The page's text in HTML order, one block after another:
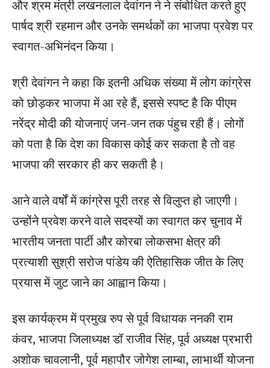
और श्रम मंत्री लखनलाल देवांगन ने ने संबोधित करते हुए
पार्षद श्री रहमान और उनके समर्थकों का भाजपा प्रवेश पर
स्वागत-अभिनंदन किया।
श्री देवांगन ने कहा कि इतनी अधिक संख्या में लोग कांग्रेस
को छोड़कर भाजपा में आ रहे हैं, इससे स्पष्ट है कि पीएम
नरेंद्र मोदी की योजनाएं जन-जन तक पंहुच रही हैं। लोगों
को पता है कि देश का विकास कोई कर सकता है तो वह
भाजपा की सरकार ही कर सकती है।
आने वाले वर्षों में कांग्रेस पूरी तरह से विलुप्त हो जाएगी।
उन्होंने प्रवेश करने वाले सदस्यों का स्वागत कर चुनाव में
भारतीय जनता पार्टी और कोरबा लोकसभा क्षेत्र की
प्रत्याशी सुश्री सरोज पांडेय की ऐतिहासिक जीत के लिए
प्रयास में जुट जाने का आह्वान किया।
इस कार्यक्रम में प्रमुख रुप से पूर्व विधायक ननकी राम
कंवर, भाजपा जिलाध्यक्ष डॉ राजीव सिंह, पूर्व अध्यक्ष प्रभारी
अशोक चावलानी, पूर्व महापौर जोगेश लाम्बा, लाभार्थी योजना